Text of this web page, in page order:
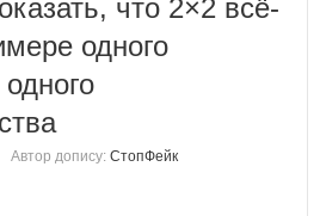
что 2×2 всё-
одного
Автор допису: СтопФейк